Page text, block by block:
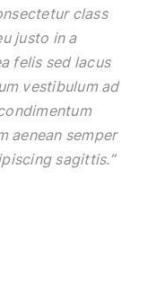
class
justo in a
felis sed lacus
vestibulum ad
aenean semper
sagittis.”